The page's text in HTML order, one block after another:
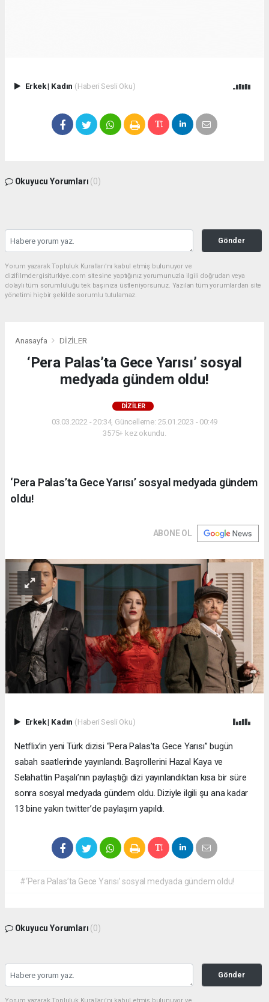
Erkek| Kadın (Haberi Sesli Oku)
Okuyucu Yorumları (0)
Gönder
Yorum yazarak Topluluk Kuralları’nı kabul etmiş bulunuyor ve
dizifilmdergisiturkiye.com sitesine yaptığınız yorumunuzla ilgili doğrudan veya
dolaylı tüm sorumluluğu tek başınıza üstleniyorsunuz. Yazılan tüm yorumlardan site
yönetimi hiçbir şekilde sorumlu tutulamaz.
Anasayfa DİZİLER
‘Pera Palas’ta Gece Yarısı’ sosyal
medyada gündem oldu!
DİZİLER
03.03.2022 - 20:34, Güncelleme: 25.01.2023 - 00:49
3575+ kez okundu.
‘Pera Palas’ta Gece Yarısı’ sosyal medyada gündem
oldu!
ABONE OL
Erkek| Kadın (Haberi Sesli Oku)
Netflix’in yeni Türk dizisi “Pera Palas’ta Gece Yarısı” bugün
sabah saatlerinde yayınlandı. Başrollerini Hazal Kaya ve
Selahattin Paşalı’nın paylaştığı dizi yayınlandıktan kısa bir süre
sonra sosyal medyada gündem oldu. Diziyle ilgili şu ana kadar
13 bine yakın twitter’de paylaşım yapıldı.
#‘Pera Palas’ta Gece Yarısı’ sosyal medyada gündem oldu!
Okuyucu Yorumları (0)
Gönder